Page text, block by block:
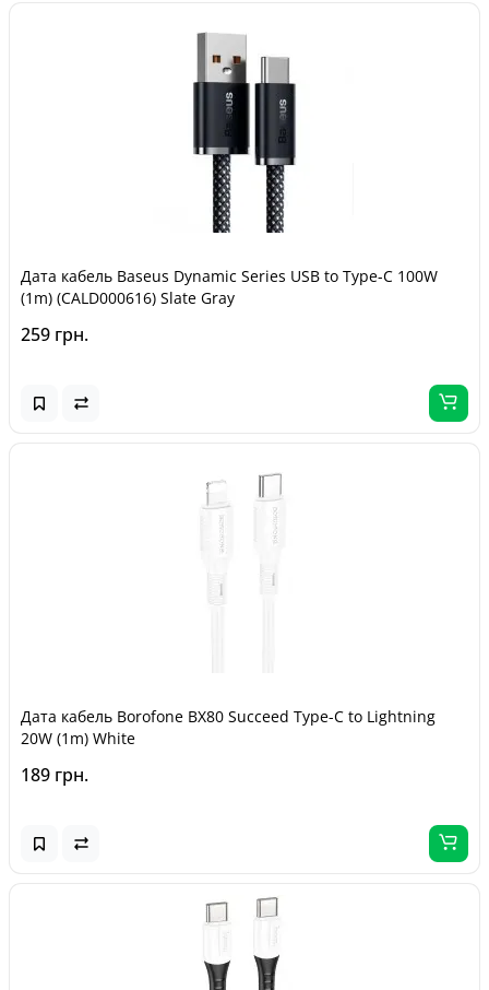
Дата кабель Baseus Dynamic Series USB to Type-C 100W
(1m) (CALD000616) Slate Gray
259 грн.
Дата кабель Borofone BX80 Succeed Type-C to Lightning
20W (1m) White
189 грн.